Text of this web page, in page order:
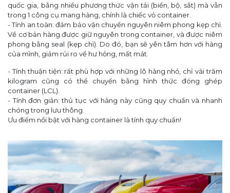
quốc gia, bằng nhiều phương thức vận tải (biển, bộ, sắt) mà vẫn
trong 1 công cụ mang hàng, chính là chiếc vỏ container.
- Tính an toàn: đảm bảo vận chuyển nguyên niêm phong kẹp chì.
Về cơ bản hàng được giữ nguyên trong container, và được niêm
phong bằng seal (kẹp chì). Do đó, bạn sẽ yên tâm hơn với hàng
của mình, giảm rủi ro về hư hỏng, mất mát.
- Tính thuận tiện: rất phù hợp với những lô hàng nhỏ, chỉ vài trăm
kilogram cũng có thể chuyển bằng hình thức đóng ghép
container (LCL).
- Tính đơn giản: thủ tục với hàng này cũng quy chuẩn và nhanh
chóng trong lưu thông.
Ưu điểm nổi bật với hàng container là tính quy chuẩn!